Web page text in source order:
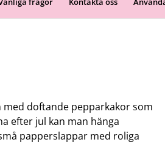
doftande pepparkakor som
efter jul kan man hänga
papperslappar med roliga